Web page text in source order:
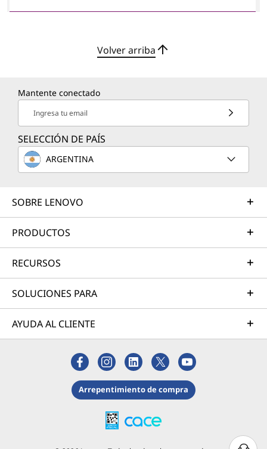
Volver arriba
Mantente conectado
Ingresa tu email
SELECCIÓN DE PAÍS
ARGENTINA
SOBRE LENOVO
PRODUCTOS
RECURSOS
SOLUCIONES PARA
AYUDA AL CLIENTE
Arrepentimiento de compra